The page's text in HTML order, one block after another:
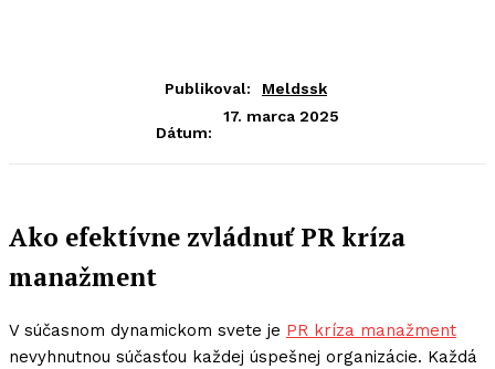
Publikoval: Meldssk
Dátum:
17. marca 2025
Ako efektívne zvládnuť PR kríza
manažment
V súčasnom dynamickom svete je PR kríza manažment
nevyhnutnou súčasťou každej úspešnej organizácie. Každá